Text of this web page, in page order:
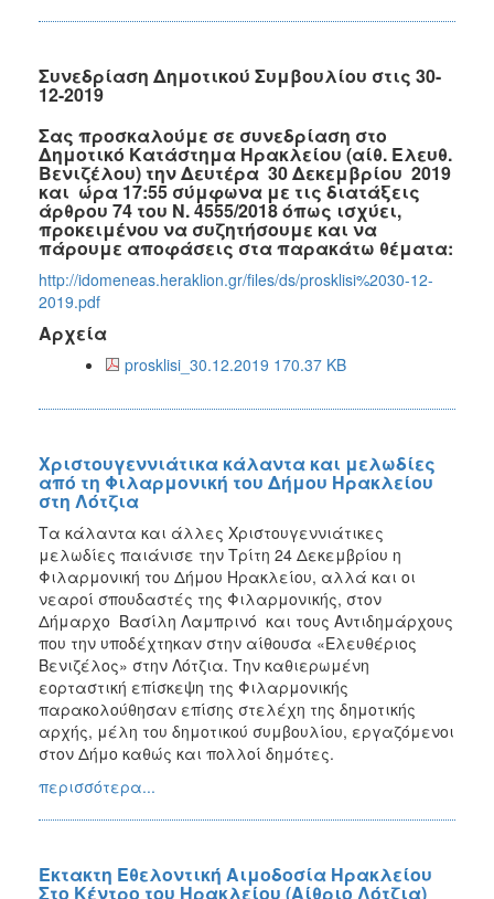
Συνεδρίαση Δημοτικού Συμβουλίου στις 30-
12-2019
Σας προσκαλούμε σε συνεδρίαση στο
Δημοτικό Κατάστημα Ηρακλείου (αίθ. Ελευθ.
Βενιζέλου) την Δευτέρα 30 Δεκεμβρίου 2019
και ώρα 17:55 σύμφωνα με τις διατάξεις
άρθρου 74 του Ν. 4555/2018 όπως ισχύει,
προκειμένου να συζητήσουμε και να
πάρουμε αποφάσεις στα παρακάτω θέματα:
http://idomeneas.heraklion.gr/files/ds/prosklisi%2030-12-
2019.pdf
Αρχεία
prosklisi_30.12.2019 170.37 KB
Χριστουγεννιάτικα κάλαντα και μελωδίες
από τη Φιλαρμονική του Δήμου Ηρακλείου
στη Λότζια
Τα κάλαντα και άλλες Χριστουγεννιάτικες
μελωδίες παιάνισε την Τρίτη 24 Δεκεμβρίου η
Φιλαρμονική του Δήμου Ηρακλείου, αλλά και οι
νεαροί σπουδαστές της Φιλαρμονικής, στον
Δήμαρχο Βασίλη Λαμπρινό και τους Αντιδημάρχους
που την υποδέχτηκαν στην αίθουσα «Ελευθέριος
Βενιζέλος» στην Λότζια. Την καθιερωμένη
εορταστική επίσκεψη της Φιλαρμονικής
παρακολούθησαν επίσης στελέχη της δημοτικής
αρχής, μέλη του δημοτικού συμβουλίου, εργαζόμενοι
στον Δήμο καθώς και πολλοί δημότες.
περισσότερα...
Έκτακτη Εθελοντική Αιμοδοσία Ηρακλείου
Στο Κέντρο του Ηρακλείου (Αίθριο Λότζια)